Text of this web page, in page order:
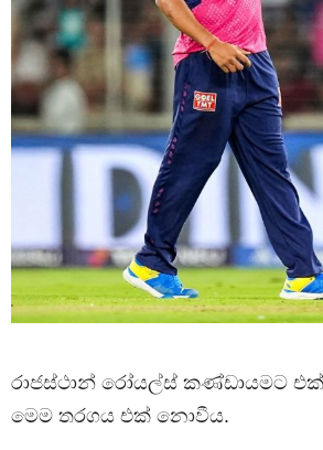
රාජස්ථාන් රෝයල්ස් කණ්ඩායමට
මෙම තරගය එක් නොවීය.